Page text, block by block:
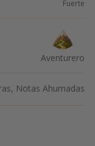
Fuerte
Aventurero
Notas Ahumadas